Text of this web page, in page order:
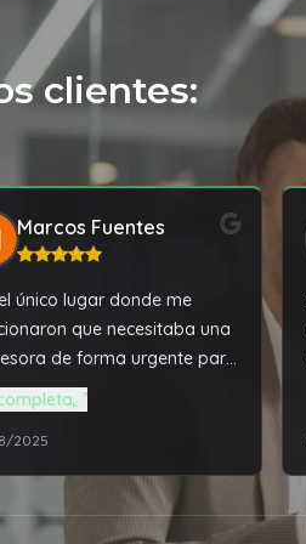
clientes:
Marcos Fuentes
único lugar donde me
que necesitaba una
de forma urgente para
al interior.y yo recibirla al
. . El señor se tomó
de llamar a Epson
que yo al otro día tuviese la
y poder terminar un
importante . Por si fuese
2025